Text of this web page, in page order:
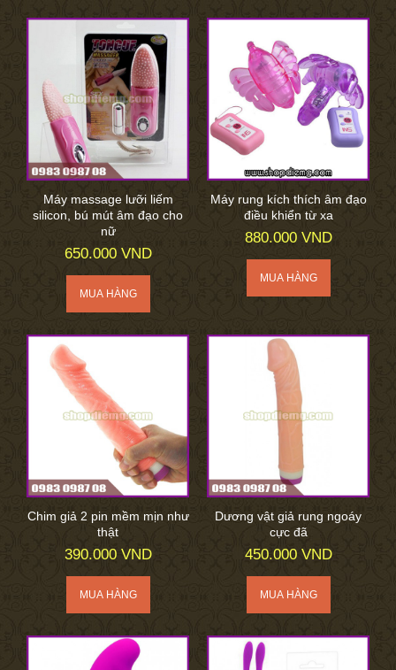
Máy massage lưỡi liếm
silicon, bú mút âm đạo cho
nữ
650.000 VND
Máy rung kích thích âm đạo
điều khiển từ xa
880.000 VND
Chim giả 2 pin mềm mịn như
thật
390.000 VND
Dương vật giả rung ngoáy
cực đã
450.000 VND